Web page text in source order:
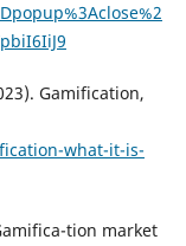
Gamification,
what-it-is-
tion market